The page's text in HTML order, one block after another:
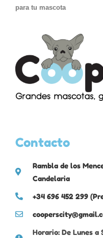
para tu mascota
Contacto
Rambla de los
Candelaria
+34 696 452 299
Horario: De Lunes a